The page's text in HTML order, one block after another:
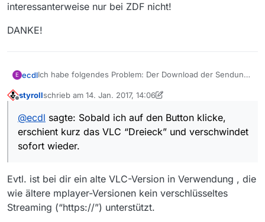
interessanterweise nur bei ZDF nicht!
DANKE!
E ecdlIch habe folgendes Problem: Der Download der Sendung
durch Anklicken des Startbuttons funktioniert nicht.
“Dreieck” und verschwindet sofort wieder.
Kann mir bitte jemand helfen! DANKE
styrollschrieb am 14. Jan. 2017, 14:06
zuletzt editiert von styroll
@ecdl sagte: Sobald ich auf den Button klicke,
erschient kurz das VLC “Dreieck” und verschwindet
sofort wieder.
Evtl. ist bei dir ein alte VLC-Version in Verwendung , die
wie ältere mplayer-Versionen kein verschlüsseltes
Streaming (“https://”) unterstützt.